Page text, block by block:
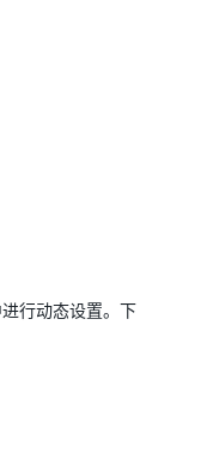
行动态设置。下